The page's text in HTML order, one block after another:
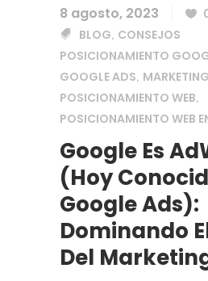
8 agosto, 2023
BLOG, CONSEJOS
POSICIONAMIENTO
GOOGLE ADS, MARKETING
POSICIONAMIENTO WEB,
POSICIONAMIENTO WEB
Google Es
(hoy
Google Ads):
Dominando
Del